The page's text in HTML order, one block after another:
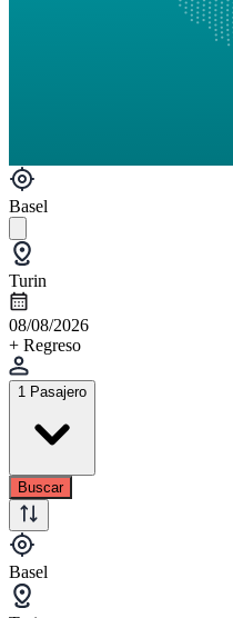
Basel
Turin
08/08/2026
+ Regreso
1 Pasajero
Buscar
Basel